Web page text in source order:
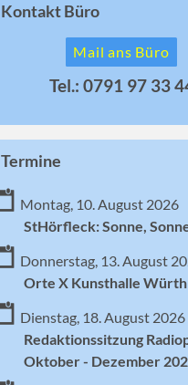
Kontakt Büro
Mail ans Büro
Tel.: 0791 97 33
Termine
Montag, 10. August 2026
StHörfleck: Sonne,
Donnerstag, 13. August
Orte X Kunsthalle Würth
Dienstag, 18. August 2026
Redaktionssitzung
Oktober - Dezember